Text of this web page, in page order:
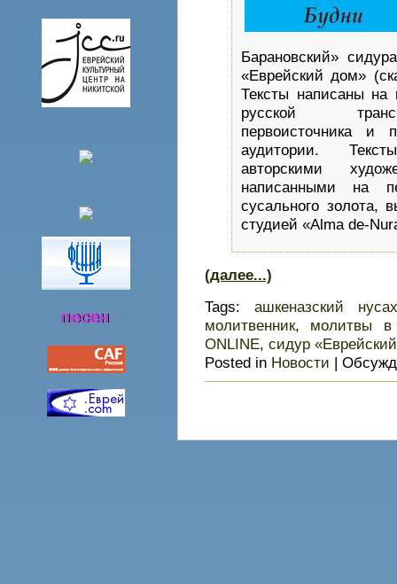
Барановский»
«Еврейский дом»
Тексты написаны на
русской
первоисточника и
аудитории.
авторскими
написанными на
сусального золота,
студией «Alma de-
(далее...)
Tags:ашкеназский
молитвенник, молитвы в
ONLINE, сидур
Posted in Новости |